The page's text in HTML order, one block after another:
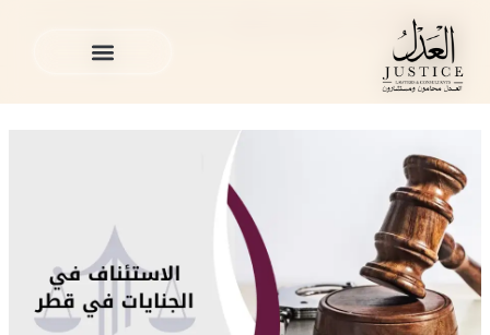
المحتوى
المدونة القانونية
قطر